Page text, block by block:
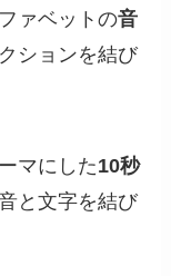
ァベットの音
ションを結び
マにした10秒
と文字を結び